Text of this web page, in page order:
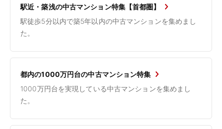
駅近・築浅の中古マンション特集【首都圏】
駅徒歩5分以内で築5年以内の中古マンションを集めまし
た。
都内の1000万円台の中古マンション特集
1000万円台を実現している中古マンションを集めまし
た。